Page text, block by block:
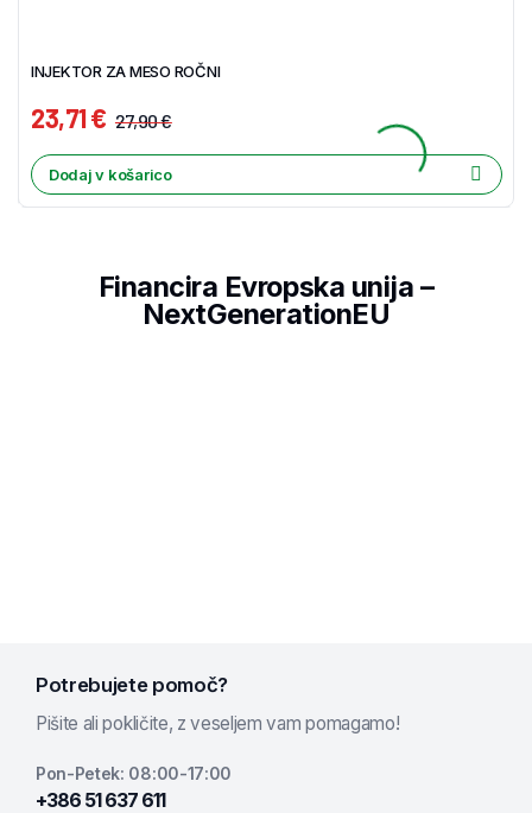
INJEKTOR ZA MESO ROČNI
27,90€
23,71€
Dodaj v košarico
Financira Evropska unija –
NextGenerationEU
Potrebujete pomoč?
Pišite ali pokličite, z veseljem vam pomagamo!
Pon-Petek: 08:00-17:00
+386 51 637 611